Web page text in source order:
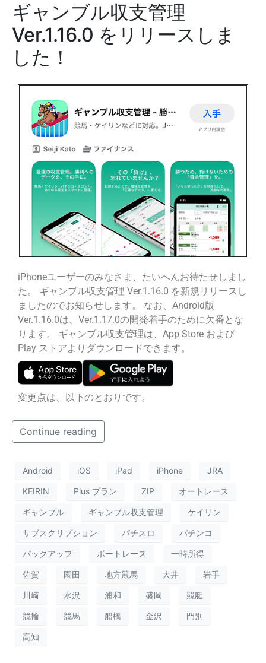
ギャンブル収支管理
Ver.1.16.0 をリリースしま
した！
iPhoneユーザーのみなさま、たいへんお待たせしまし
た。 ギャンブル収支管理 Ver.1.16.0 を新規リリースし
ましたのでお知らせします。 なお、Android版
Ver.1.16.0は、Ver.1.17.0の開発着手のために欠番とな
ります。 ギャンブル収支管理は、App Store および
Play ストアよりダウンロードできます。
変更点は、以下のとおりです。
Continue reading
Android iOS iPad iPhone JRA
KEIRIN Plus プラン ZIP オートレース
ギャンブル ギャンブル収支管理 ケイリン
サブスクリプション パチスロ パチンコ
バックアップ ボートレース 一時所得
佐賀 園田 地方競馬 大井 岩手
川崎 水沢 浦和 盛岡 競艇
競輪 競馬 船橋 金沢 門別
高知